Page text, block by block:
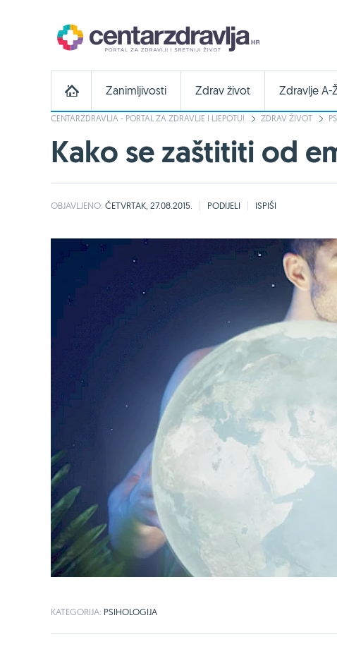
Zanimljivosti Zdrav život Zdravlje A-
CENTARZDRAVLJA - PORTAL ZA ZDRAVLJE I LJEPOTU! ZDRAV ŽIVOT
Kako se zaštititi od
OBJAVLJENO: ČETVRTAK, 27.08.2015. PODIJELI ISPIŠI
KATEGORIJA: PSIHOLOGIJA